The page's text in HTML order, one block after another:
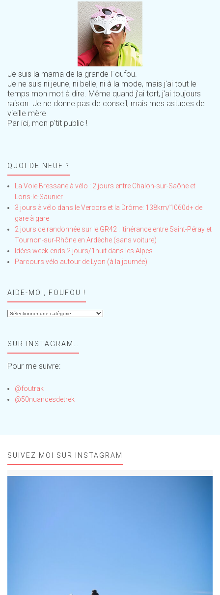
Je suis la mama de la grande Foufou.
Je ne suis ni jeune, ni belle, ni à la mode, mais j'ai tout le
temps mon mot à dire. Même quand j'ai tort, j'ai toujours
raison. Je ne donne pas de conseil, mais mes astuces de
vieille mère
Par ici, mon p'tit public !
QUOI DE NEUF ?
La Voie Bressane à vélo : 2 jours entre Chalon-sur-Saône et
Lons-le-Saunier
3 jours à vélo dans le Vercors et la Drôme: 138km/1060d+ de
gare à gare
2 jours de randonnée sur le GR42 : itinérance entre Saint-Péray et
Tournon-sur-Rhône en Ardèche (sans voiture)
Idées week-ends 2 jours/1nuit dans les Alpes
Parcours vélo autour de Lyon (à la journée)
AIDE-MOI, FOUFOU !
Aide-
!SUR INSTAGRAM…
Pour me suivre:
@foutrak
@50nuancesdetrek
SUIVEZ MOI SUR INSTAGRAM